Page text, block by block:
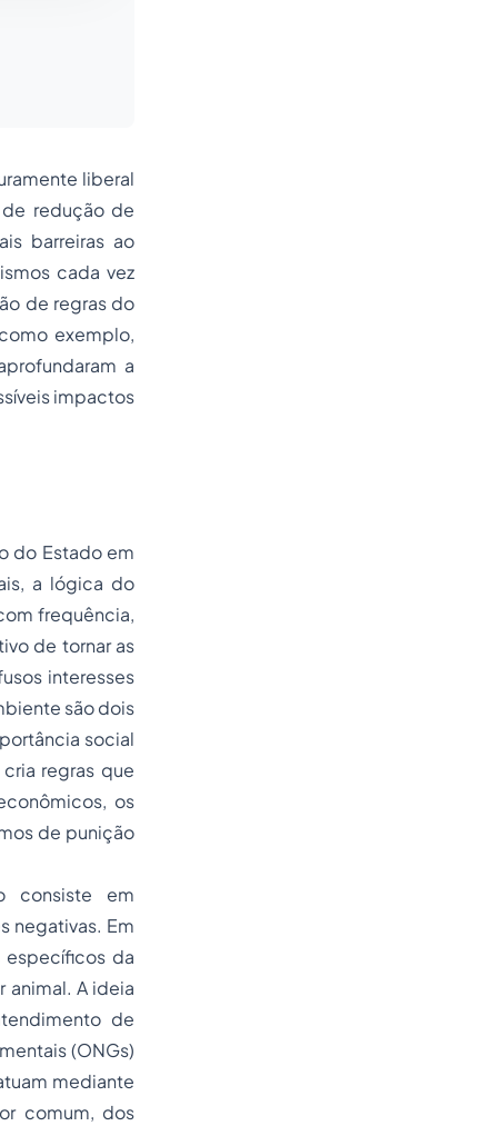
liberal
redução de
barreiras ao
cada vez
de regras do
exemplo,
a
impactos
do Estado em
a lógica do
frequência,
de tornar as
interesses
são dois
social
regras que
os
de punição
consiste em
negativas. Em
específicos da
A ideia
de
(ONGs)
mediante
comum, dos